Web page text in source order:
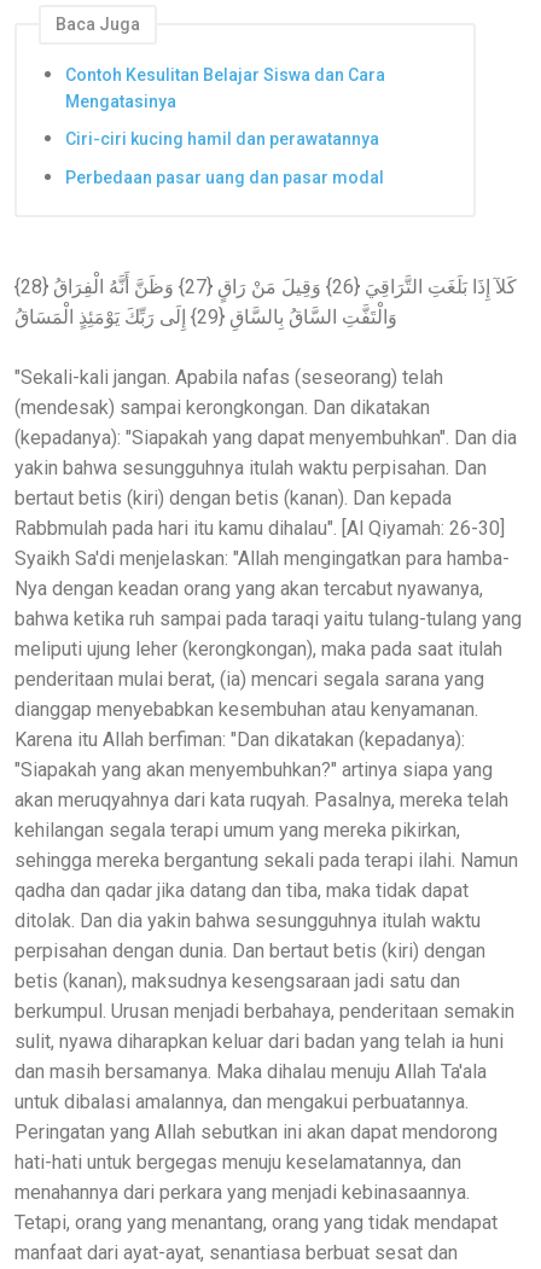
Baca Juga
Contoh Kesulitan Belajar Siswa dan Cara
Mengatasinya
Ciri-ciri kucing hamil dan perawatannya
Perbedaan pasar uang dan pasar modal
كَلآ إِذَا بَلَغَتِ التَّرَاقِيَ {26} وَقِيلَ مَنْ رَاقٍ {27} وَظَنَّ أَنَّهُ الْفِرَاقُ {28}
وَالْتَفَّتِ السَّاقُ بِالسَّاقِ {29} إِلَى رَبِّكَ يَوْمَئِذٍ الْمَسَاقُ
"Sekali-kali jangan. Apabila nafas (seseorang) telah
(mendesak) sampai kerongkongan. Dan dikatakan
(kepadanya): "Siapakah yang dapat menyembuhkan". Dan dia
yakin bahwa sesungguhnya itulah waktu perpisahan. Dan
bertaut betis (kiri) dengan betis (kanan). Dan kepada
Rabbmulah pada hari itu kamu dihalau". [Al Qiyamah: 26-30]
Syaikh Sa'di menjelaskan: "Allah mengingatkan para hamba-
Nya dengan keadan orang yang akan tercabut nyawanya,
bahwa ketika ruh sampai pada taraqi yaitu tulang-tulang yang
meliputi ujung leher (kerongkongan), maka pada saat itulah
penderitaan mulai berat, (ia) mencari segala sarana yang
dianggap menyebabkan kesembuhan atau kenyamanan.
Karena itu Allah berfiman: "Dan dikatakan (kepadanya):
"Siapakah yang akan menyembuhkan?" artinya siapa yang
akan meruqyahnya dari kata ruqyah. Pasalnya, mereka telah
kehilangan segala terapi umum yang mereka pikirkan,
sehingga mereka bergantung sekali pada terapi ilahi. Namun
qadha dan qadar jika datang dan tiba, maka tidak dapat
ditolak. Dan dia yakin bahwa sesungguhnya itulah waktu
perpisahan dengan dunia. Dan bertaut betis (kiri) dengan
betis (kanan), maksudnya kesengsaraan jadi satu dan
berkumpul. Urusan menjadi berbahaya, penderitaan semakin
sulit, nyawa diharapkan keluar dari badan yang telah ia huni
dan masih bersamanya. Maka dihalau menuju Allah Ta'ala
untuk dibalasi amalannya, dan mengakui perbuatannya.
Peringatan yang Allah sebutkan ini akan dapat mendorong
hati-hati untuk bergegas menuju keselamatannya, dan
menahannya dari perkara yang menjadi kebinasaannya.
Tetapi, orang yang menantang, orang yang tidak mendapat
manfaat dari ayat-ayat, senantiasa berbuat sesat dan